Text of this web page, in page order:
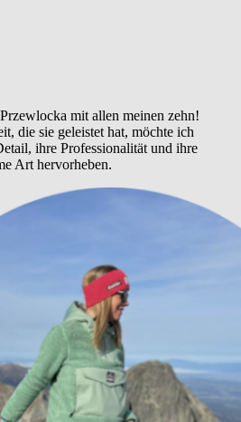
mit allen meinen zehn!
die sie geleistet hat, möchte ich
ihre Professionalität und ihre
Art hervorheben.